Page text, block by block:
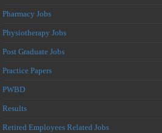
Pharmacy Jobs
Physiotherapy Jobs
Post Graduate Jobs
Practice Papers
PWBD
Results
Retired Employees Related Jobs